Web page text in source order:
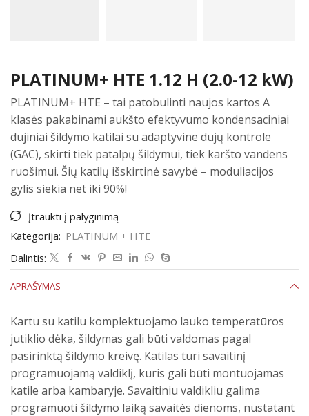
PLATINUM+ HTE 1.12 H (2.0-12 kW)
PLATINUM+ HTE – tai patobulinti naujos kartos A
klasės pakabinami aukšto efektyvumo kondensaciniai
dujiniai šildymo katilai su adaptyvine dujų kontrole
(GAC), skirti tiek patalpų šildymui, tiek karšto vandens
ruošimui. Šių katilų išskirtinė savybė – moduliacijos
gylis siekia net iki 90%!
Įtraukti į palyginimą
Kategorija: PLATINUM + HTE
Dalintis:
APRAŠYMAS
Kartu su katilu komplektuojamo lauko temperatūros
jutiklio dėka, šildymas gali būti valdomas pagal
pasirinktą šildymo kreivę. Katilas turi savaitinį
programuojamą valdiklį, kuris gali būti montuojamas
katile arba kambaryje. Savaitiniu valdikliu galima
programuoti šildymo laiką savaitės dienoms, nustatant